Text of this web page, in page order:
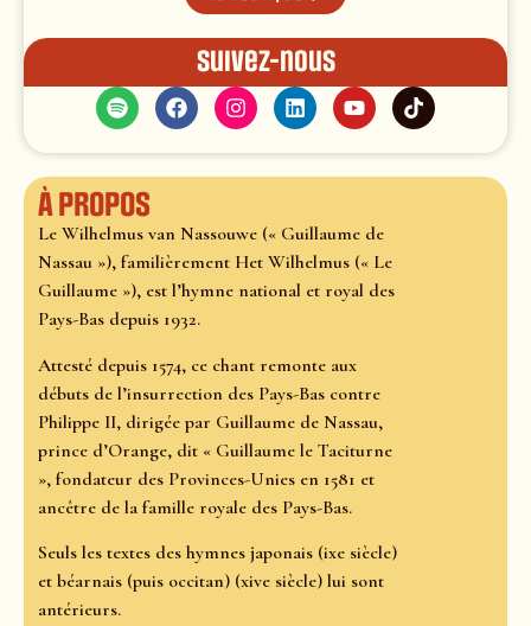
Suivez-nous
À propos
Le Wilhelmus van Nassouwe (« Guillaume de
Nassau »), familièrement Het Wilhelmus (« Le
Guillaume »), est l’hymne national et royal des
Pays-Bas depuis 1932.
Attesté depuis 1574, ce chant remonte aux
débuts de l’insurrection des Pays-Bas contre
Philippe II, dirigée par Guillaume de Nassau,
prince d’Orange, dit « Guillaume le Taciturne
», fondateur des Provinces-Unies en 1581 et
ancêtre de la famille royale des Pays-Bas.
Seuls les textes des hymnes japonais (ixe siècle)
et béarnais (puis occitan) (xive siècle) lui sont
antérieurs.